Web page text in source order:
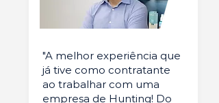
"A melhor experiência que
já tive como contratante
ao trabalhar com uma
empresa de Hunting! Do